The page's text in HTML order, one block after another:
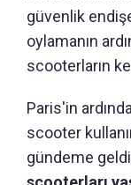
güvenlik
oylamanın
scooterların
Paris'in
scooter
gündeme